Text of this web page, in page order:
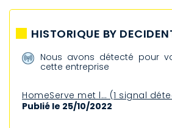
HISTORIQUE BY
Nous avons détecté pour
cette entreprise
HomeServe met l… (1 signal
Publié le 25/10/2022